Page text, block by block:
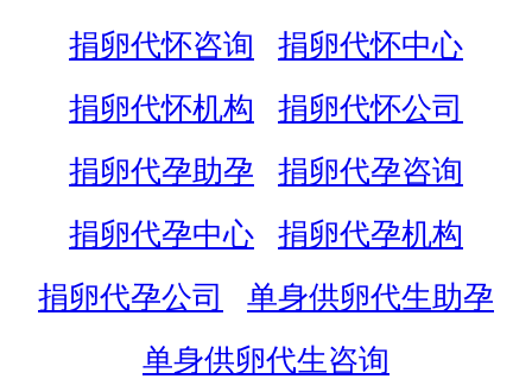
捐卵代怀咨询
捐卵代怀中心
捐卵代怀机构
捐卵代怀公司
捐卵代孕助孕
捐卵代孕咨询
捐卵代孕中心
捐卵代孕机构
捐卵代孕公司
单身供卵代生助孕
单身供卵代生咨询